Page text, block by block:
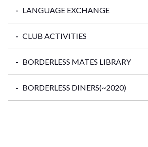
LANGUAGE EXCHANGE
CLUB ACTIVITIES
BORDERLESS MATES LIBRARY
BORDERLESS DINERS(~2020)